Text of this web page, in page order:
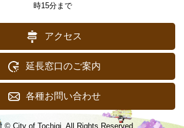
時15分まで
アクセス
延長窓口のご案内
各種お問い合わせ
© City of Tochigi. All Rights Reserved.